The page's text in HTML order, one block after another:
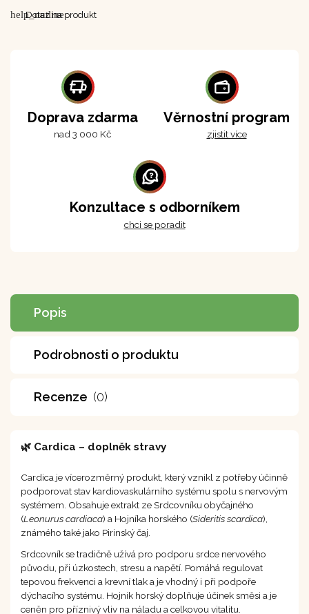
help_outline
Dotaz na produkt
Doprava zdarma
nad 3 000 Kč
Věrnostní program
zjistit více
Konzultace s odborníkem
chci se poradit
Popis
Podrobnosti o produktu
Recenze (0)
🌿 Cardica – doplněk stravy
Cardica je vícerozměrný produkt, který vznikl z potřeby účinně
podporovat stav kardiovaskulárního systému spolu s nervovým
systémem. Obsahuje extrakt ze Srdcovníku obyčajného
(Leonurus cardiaca) a Hojníka horského (Sideritis scardica),
známého také jako Pirinský čaj.
Srdcovník se tradičně užívá pro podporu srdce nervového
původu, při úzkostech, stresu a napětí. Pomáhá regulovat
tepovou frekvenci a krevní tlak a je vhodný i při podpoře
dýchacího systému. Hojník horský doplňuje účinek směsi a je
ceněn pro příznivý vliv na náladu a celkovou vitalitu.